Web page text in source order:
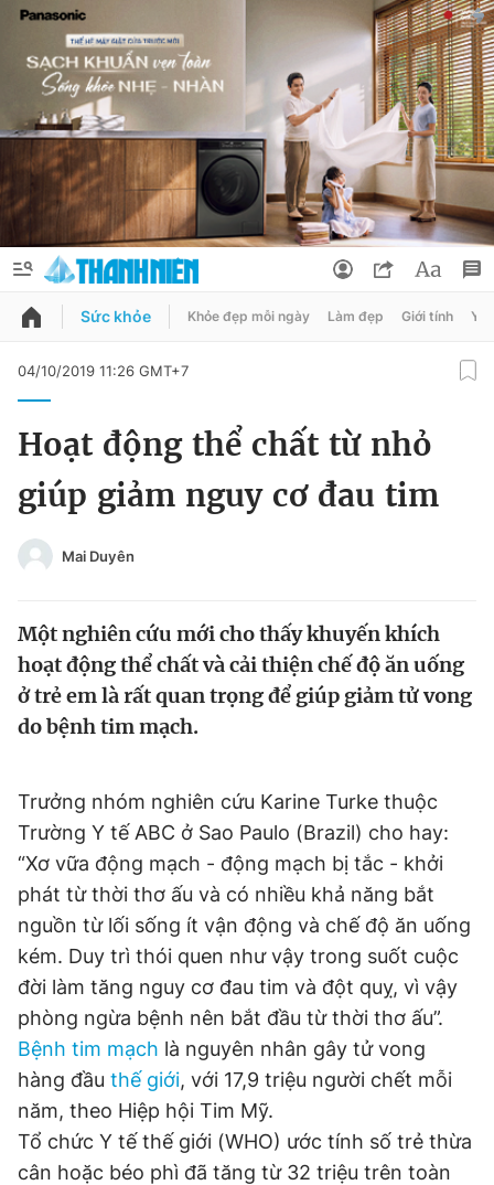
QUẢNG CÁO ĐẶT BÁO
Chuyên mục
Chào ngày mới
Tin thị trường Tin 360
Video Magazine
Tiện ích Bạn cần biết
Thông tin tòa soạn Liên hệ quảng cáo
Đọc Thanh Niên trên điện thoại
Đổi mật khẩu
Tin đã lưu
Sức khỏe Khỏe đẹp mỗi ngày Làm đẹp Giới tính Y
04/10/2019 11:26 GMT+7
Hoạt động thể chất từ nhỏ
giúp giảm nguy cơ đau tim
Mai Duyên
Một nghiên cứu mới cho thấy khuyến khích
hoạt động thể chất và cải thiện chế độ ăn uống
ở trẻ em là rất quan trọng để giúp giảm tử vong
do bệnh tim mạch.
Trưởng nhóm nghiên cứu Karine Turke thuộc
Trường Y tế ABC ở Sao Paulo (Brazil) cho hay:
“Xơ vữa động mạch - động mạch bị tắc - khởi
phát từ thời thơ ấu và có nhiều khả năng bắt
nguồn từ lối sống ít vận động và chế độ ăn uống
kém. Duy trì thói quen như vậy trong suốt cuộc
đời làm tăng nguy cơ đau tim và đột quỵ, vì vậy
phòng ngừa bệnh nên bắt đầu từ thời thơ ấu”.
Bệnh tim mạch là nguyên nhân gây tử vong
hàng đầu thế giới, với 17,9 triệu người chết mỗi
năm, theo Hiệp hội Tim Mỹ.
Tổ chức Y tế thế giới (WHO) ước tính số trẻ thừa
cân hoặc béo phì đã tăng từ 32 triệu trên toàn